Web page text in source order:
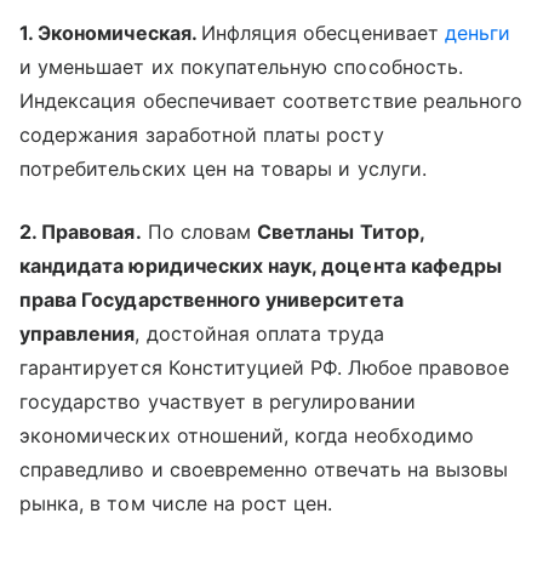
1. Экономическая. Инфляция обесценивает деньги
и уменьшает их покупательную способность.
Индексация обеспечивает соответствие реального
содержания заработной платы росту
потребительских цен на товары и услуги.
2. Правовая. По словамСветланы Титор,
кандидата юридических наук, доцента кафедры
права Государственного университета
управления, достойная оплата труда
гарантируется Конституцией РФ. Любое правовое
государство участвует в регулировании
экономических отношений, когда необходимо
справедливо и своевременно отвечать на вызовы
рынка, в том числе на рост цен.